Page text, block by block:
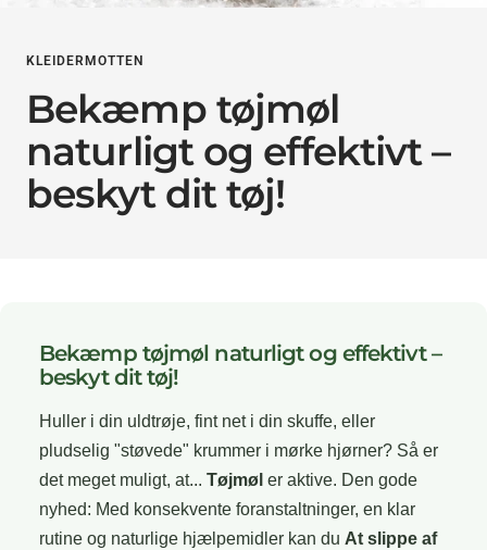
KLEIDERMOTTEN
Bekæmp tøjmøl
naturligt og effektivt –
beskyt dit tøj!
Bekæmp tøjmøl naturligt og effektivt –
beskyt dit tøj!
Huller i din uldtrøje, fint net i din skuffe, eller
pludselig "støvede" krummer i mørke hjørner? Så er
det meget muligt, at... Tøjmøl er aktive. Den gode
nyhed: Med konsekvente foranstaltninger, en klar
rutine og naturlige hjælpemidler kan du At slippe af